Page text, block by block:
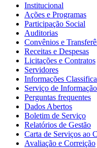
Institucional
Ações e Programas
Participação Social
Auditorias
Convênios e
Receitas e Despesas
Licitações e Contratos
Servidores
Informações
Serviço de
Perguntas frequentes
Dados Abertos
Boletim de Serviço
Relatórios de Gestão
Carta de Serviços ao
Avaliação e Correição